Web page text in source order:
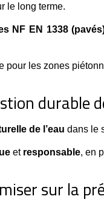
le long terme.
NF EN 1338
pour les zones
durable
de l’eau dans le
et responsable, en
sur la